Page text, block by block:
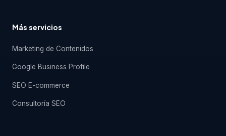
Más servicios
Marketing de Contenidos
Google Business Profile
SEO E-commerce
Consultoría SEO